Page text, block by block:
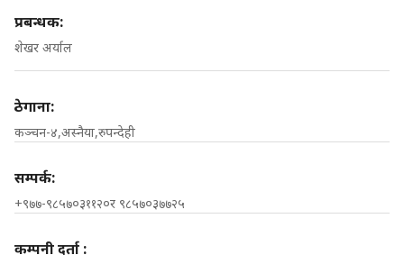
प्रबन्धक:
शेखर अर्याल
ठेगाना:
कञ्चन-४,अस्नैया,रुपन्देही
सम्पर्क:
+९७७-९८५७०३११२०र ९८५७०३७७२५
कम्पनी दर्ता :